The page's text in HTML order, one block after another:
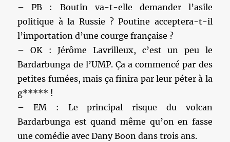
– PB : Boutin va-t-elle demander l’asile
politique à la Russie ? Poutine acceptera-t-il
l’importation d’une courge française ?
– OK : Jérôme Lavrilleux, c’est un peu le
Bardarbunga de l’UMP. Ça a commencé par des
petites fumées, mais ça finira par leur péter à la
g***** !
– EM : Le principal risque du volcan
Bardarbunga est quand même qu’on en fasse
une comédie avec Dany Boon dans trois ans.